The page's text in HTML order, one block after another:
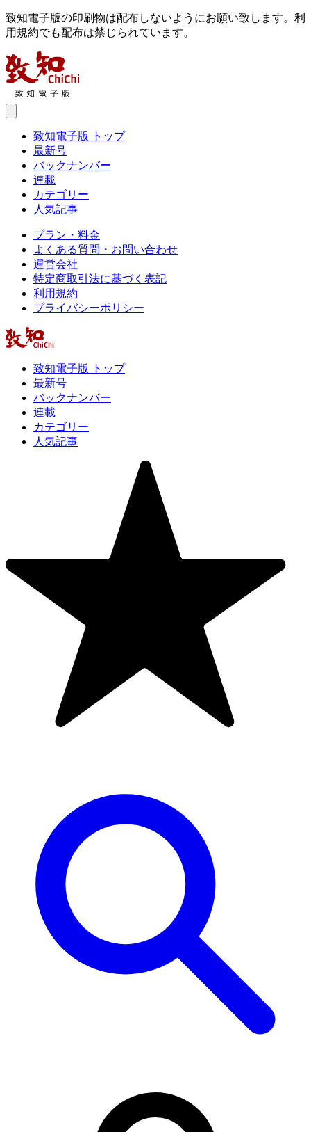
致知電子版の印刷物は配布しないようにお願い致します。利
用規約でも配布は禁じられています。
致知電子版 トップ
最新号
バックナンバー
連載
カテゴリー
人気記事
プラン・料金
よくある質問・お問い合わせ
運営会社
特定商取引法に基づく表記
利用規約
プライバシーポリシー
致知電子版 トップ
最新号
バックナンバー
連載
カテゴリー
人気記事